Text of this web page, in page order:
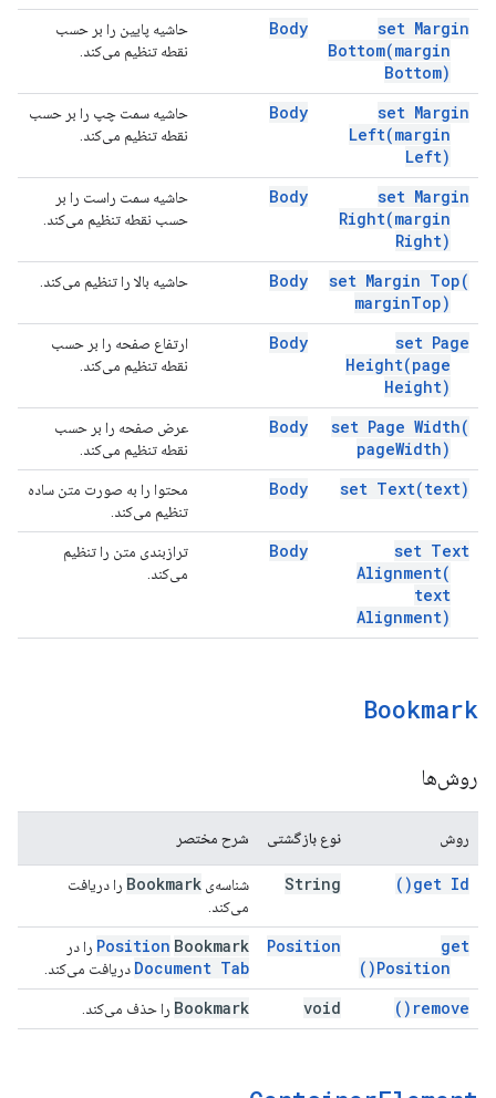
set Margin
Bottom(margin
Bottom)
Body
حاشیه پایین را بر حسب
نقطه تنظیم می‌کند.
set Margin
Left(margin
Left)
Body
حاشیه سمت چپ را بر حسب
نقطه تنظیم می‌کند.
set Margin
Right(margin
Right)
Body
حاشیه سمت راست را بر
حسب نقطه تنظیم می‌کند.
set Margin Top(
marginTop)
Body حاشیه بالا را تنظیم می‌کند.
set Page
Height(page
Height)
Body
ارتفاع صفحه را بر حسب
نقطه تنظیم می‌کند.
set Page Width(
pageWidth)
Body
عرض صفحه را بر حسب
نقطه تنظیم می‌کند.
set Text(text)
Body
محتوا را به صورت متن ساده
تنظیم می‌کند.
set Text
Alignment(
text
Alignment)
Body
ترازبندی متن را تنظیم
می‌کند.
Bookmark
روش‌ها
روش نوع بازگشتی شرح مختصر
get Id(
)
String شناسه‌ی Bookmark را دریافت
می‌کند.
get
Position(
)
Position
Position Bookmark را در
Document Tab دریافت می‌کند.
remove(
)
void
Bookmark را حذف می‌کند.